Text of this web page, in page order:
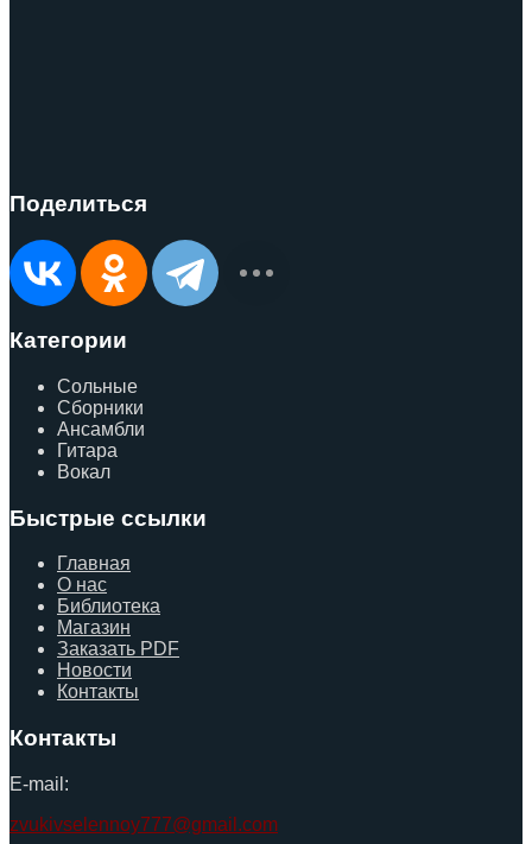
Поделиться
Категории
Сольные
Сборники
Ансамбли
Гитара
Вокал
Быстрые ссылки
Главная
О нас
Библиотека
Магазин
Заказать PDF
Новости
Контакты
Контакты
E-mail:
zvukivselennoy777@gmail.com